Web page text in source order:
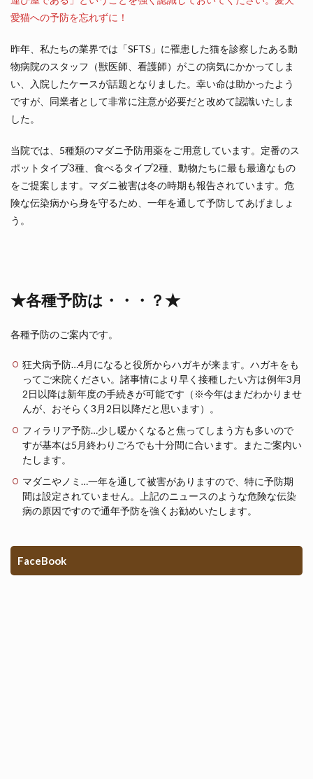
愛猫への予防を忘れずに！
昨年、私たちの業界では「SFTS」に罹患した猫を診察したある動
物病院のスタッフ（獣医師、看護師）がこの病気にかかってしま
い、入院したケースが話題となりました。幸い命は助かったよう
ですが、同業者として非常に注意が必要だと改めて認識いたしま
した。
当院では、5種類のマダニ予防用薬をご用意しています。定番のス
ポットタイプ3種、食べるタイプ2種、動物たちに最も最適なもの
をご提案します。マダニ被害は冬の時期も報告されています。危
険な伝染病から身を守るため、一年を通して予防してあげましょ
う。
★各種予防は・・・？★
各種予防のご案内です。
狂犬病予防…4月になると役所からハガキが来ます。ハガキをも
ってご来院ください。諸事情により早く接種したい方は例年3月
2日以降は新年度の手続きが可能です（※今年はまだわかりませ
んが、おそらく3月2日以降だと思います）。
フィラリア予防…少し暖かくなると焦ってしまう方も多いので
すが基本は5月終わりごろでも十分間に合います。またご案内い
たします。
マダニやノミ…一年を通して被害がありますので、特に予防期
間は設定されていません。上記のニュースのような危険な伝染
病の原因ですので通年予防を強くお勧めいたします。
FaceBook